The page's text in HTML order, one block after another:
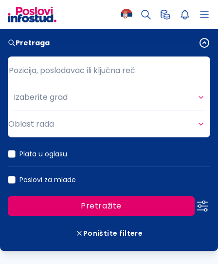
Pretraga
Pozicija, poslodavac ili ključna reč
Pozicija, poslodavac ili ključna reč
Grad
Izaberite grad
Oblast rada
Plata u oglasu
Poslovi za mlade
Pretražite
Poništite filtere